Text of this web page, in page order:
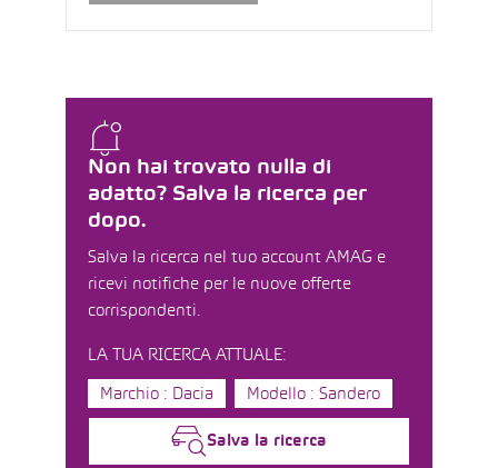
Non hai trovato nulla di
adatto? Salva la ricerca per
dopo.
Salva la ricerca nel tuo account AMAG e
ricevi notifiche per le nuove offerte
corrispondenti.
LA TUA RICERCA ATTUALE:
Marchio : Dacia Modello : Sandero
Salva la ricerca